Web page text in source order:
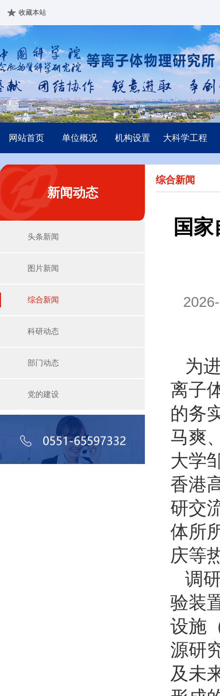
收藏本站
网站首页 单位概况 机构设置 大科学工程
新闻动态
头条新闻
图片新闻
综合新闻
科研动态
部门动态
党的建设
综合新闻
国
为
离子
的务
马爽
大学
香港
研交
体所
庆等
调
验装
设施
源研
及未